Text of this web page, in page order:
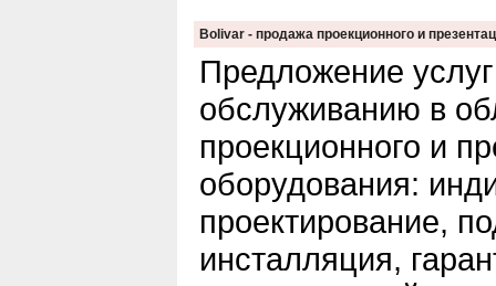
Bolivar - продажа проекционного и
Предложение
обслуживанию в
проекционного и
оборудования:
проектирование,
инсталляция,